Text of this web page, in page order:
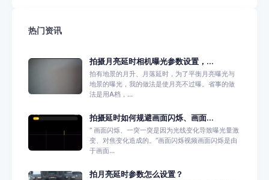
热门资讯
拍摄月亮延时相机曝光参数设置，...
拍有地景的月升、月落延时，为了平衡月亮曝光与
地景的曝光，我的做法是使月亮不过曝。省事的做
法是用A档，...
拍摄延时如何规避画面闪烁、画面...
“ 画面闪烁、一突一突是因为光线变化导致曝光量激
变、对焦变化造成的。”画面闪烁视频画面闪烁是由
于画面...
拍月亮延时参数怎么设置？